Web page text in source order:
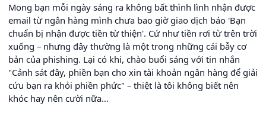
Mong bạn mỗi ngày sáng ra không bất thình lình nhận được
email từ ngân hàng mình chưa bao giờ giao dịch báo 'Bạn
chuẩn bị nhận được tiền từ thiện'. Cứ như tiền rơi từ trên trời
xuống – nhưng đây thường là một trong những cái bẫy cơ
bản của phishing. Lại có khi, chào buổi sáng với tin nhắn
"Cảnh sát đây, phiền bạn cho xin tài khoản ngân hàng để giải
cứu bạn ra khỏi phiền phức" – thiệt là tôi không biết nên
khóc hay nên cười nữa…